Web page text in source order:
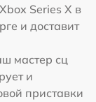
Series X в
и доставит
мастер сц
и
приставки